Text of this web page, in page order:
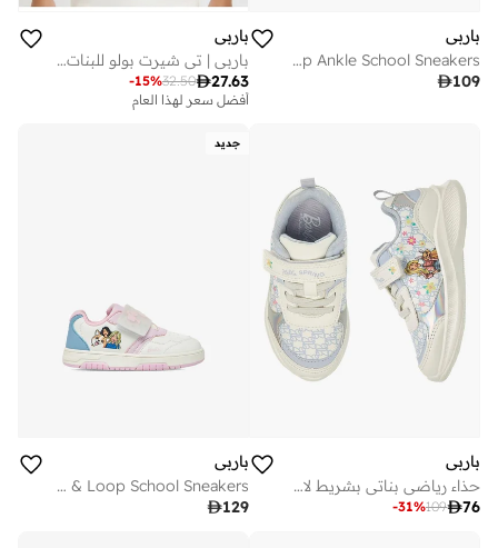
باربي
Girls Hook & Loop Light-Up Ankle School Sneakers
109
باربي
باربي | تي شيرت بولو للبنات | أبيض
27.63
32.50
-15%
أفضل سعر لهذا العام
باربي
حذاء رياضي بناتي بشريط لاصق
76
109
-31%
جديد
باربي
Girls Printed Hook & Loop School Sneakers
129